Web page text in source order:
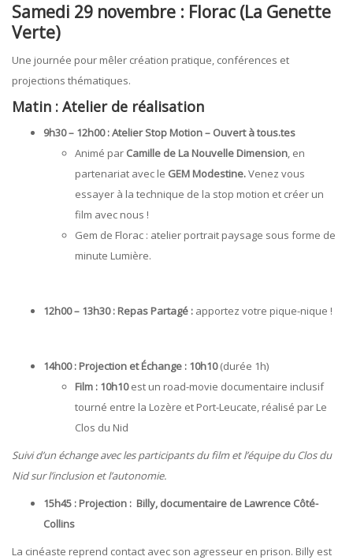
Samedi 29 novembre : Florac (La Genette
Verte)
Une journée pour mêler création pratique, conférences et
projections thématiques.
Matin : Atelier de réalisation
9h30 – 12h00 : Atelier Stop Motion – Ouvert à tous.tes
Animé par Camille de La Nouvelle Dimension, en
partenariat avec le GEM Modestine.Venez vous
essayer à la technique de la stop motion et créer un
film avec nous !
Gem de Florac : atelier portrait paysage sous forme de
minute Lumière.
12h00 – 13h30 : Repas Partagé : apportez votre pique-nique !
14h00 : Projection et Échange : 10h10(durée 1h)
Film : 10h10est un road-movie documentaire inclusif
tourné entre la Lozère et Port-Leucate, réalisé par Le
Clos du Nid
Suivi d’un échange avec les participants du film et l’équipe du Clos du
Nid sur l’inclusion et l’autonomie.
15h45 : Projection : Billy, documentaire de Lawrence Côté-
Collins
La cinéaste reprend contact avec son agresseur en prison. Billy est